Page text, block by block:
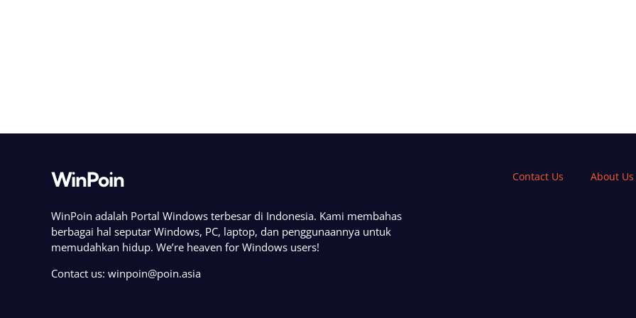
WinPoin
WinPoin adalah Portal Windows terbesar di Indonesia. Kami membahas
berbagai hal seputar Windows, PC, laptop, dan penggunaannya untuk
memudahkan hidup. We’re heaven for Windows users!
Contact us: winpoin@poin.asia
Contact Us About Us